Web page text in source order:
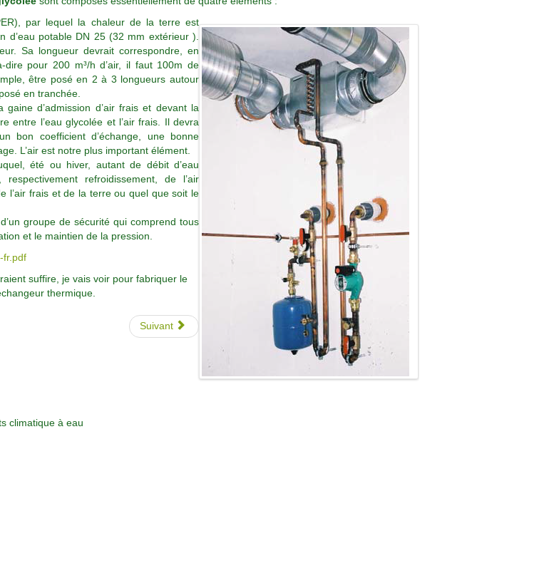
par lequel la chaleur de la terre est
d’eau potable DN 25 (32 mm extérieur ).
Sa longueur devrait correspondre, en
pour 200 m³/h d’air, il faut 100m de
être posé en 2 à 3 longueurs autour
en tranchée.
d’admission d’air frais et devant la
entre l’eau glycolée et l’air frais. Il devra
bon coefficient d’échange, une bonne
L’air est notre plus important élément.
été ou hiver, autant de débit d’eau
refroidissement, de l’air
l’air frais et de la terre ou quel que soit le
groupe de sécurité qui comprend tous
et le maintien de la pression.
fr.pdf
suffire, je vais voir pour fabriquer le
thermique.
Suivant
climatique à eau